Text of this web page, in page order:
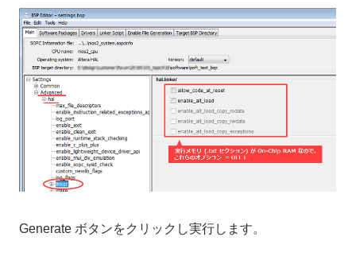
Generate ボタンをクリックし実行します。